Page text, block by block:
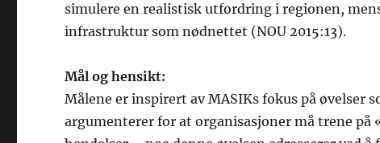
simulere en realistisk utfordring i regionen,
infrastruktur som nødnettet (NOU 2015:13).
Mål og hensikt:
Målene er inspirert av MASIKs fokus på øvelser
argumenterer for at organisasjoner må trene